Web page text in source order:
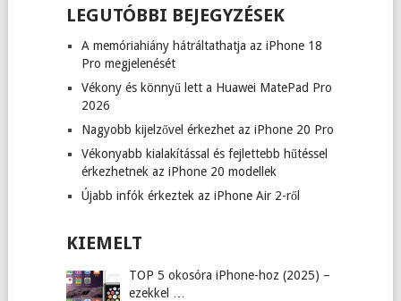
LEGUTÓBBI BEJEGYZÉSEK
A memóriahiány hátráltathatja az iPhone 18
Pro megjelenését
Vékony és könnyű lett a Huawei MatePad Pro
2026
Nagyobb kijelzővel érkezhet az iPhone 20 Pro
Vékonyabb kialakítással és fejlettebb hűtéssel
érkezhetnek az iPhone 20 modellek
Újabb infók érkeztek az iPhone Air 2-ről
KIEMELT
TOP 5 okosóra iPhone-hoz (2025) –
ezekkel …